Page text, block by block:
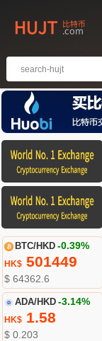
BTC/HKD -0.39%
HK$501449
$ 64362.6
ADA/HKD -3.14%
HK$1.58
$ 0.203